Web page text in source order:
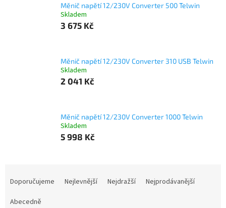
Měnič napětí 12/230V Converter 500 Telwin
Skladem
3 675 Kč
Měnič napětí 12/230V Converter 310 USB Telwin
Skladem
2 041 Kč
Měnič napětí 12/230V Converter 1000 Telwin
Skladem
5 998 Kč
Doporučujeme Nejlevnější Nejdražší
Nejprodávanější
Abecedně